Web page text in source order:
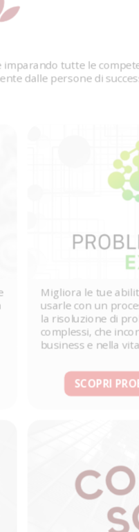
tutte le
dalle persone di
Migliora le tue
usarle con un
la risoluzione di
complessi, che
business e nella
SCOPRI